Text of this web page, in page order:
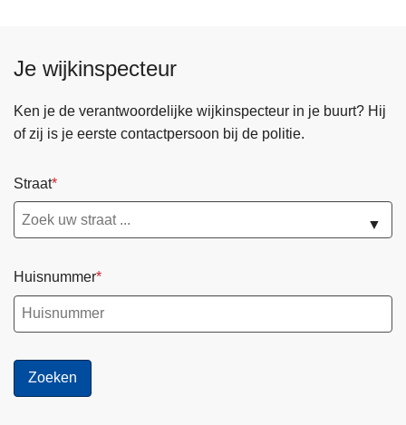
Je wijkinspecteur
Ken je de verantwoordelijke wijkinspecteur in je buurt? Hij
of zij is je eerste contactpersoon bij de politie.
Straat
▼
Huisnummer